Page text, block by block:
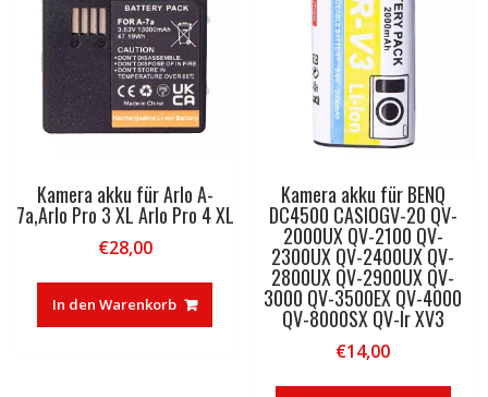
Kamera akku für Arlo A-
7a,Arlo Pro 3 XL Arlo Pro 4 XL
€28,00
In den Warenkorb
Kamera akku für BENQ
DC4500 CASIOGV-20 QV-
2000UX QV-2100 QV-
2300UX QV-2400UX QV-
2800UX QV-2900UX QV-
3000 QV-3500EX QV-4000
QV-8000SX QV-lr XV3
€14,00